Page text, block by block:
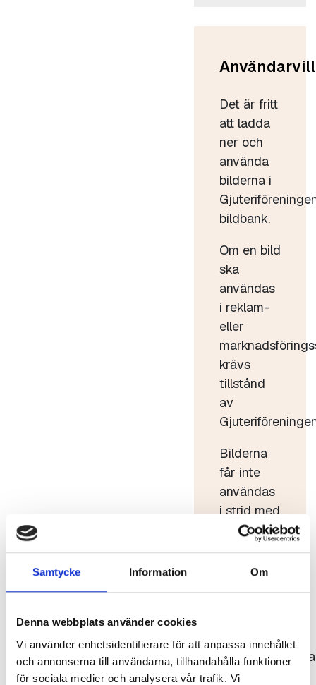
Samtycke Information Om
Denna webbplats använder cookies
Vi använder enhetsidentifierare för att anpassa innehållet
och annonserna till användarna, tillhandahålla funktioner
för sociala medier och analysera vår trafik. Vi
Det är fritt
att ladda
ner och
använda
bilderna i
bildbank.
Om en bild
ska
användas
i reklam-
eller
krävs
tillstånd
av
Bilderna
får inte
användas
i strid med
god sed.
Bilderna
får inte
Bildrättigheterna
tillhör